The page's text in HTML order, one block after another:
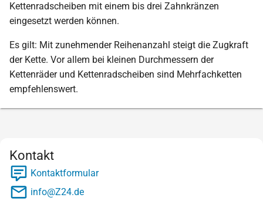
Kettenradscheiben mit einem bis drei Zahnkränzen
eingesetzt werden können.
Es gilt: Mit zunehmender Reihenanzahl steigt die Zugkraft
der Kette. Vor allem bei kleinen Durchmessern der
Kettenräder und Kettenradscheiben sind Mehrfachketten
empfehlenswert.
Kontakt
Kontaktformular
info@Z24.de